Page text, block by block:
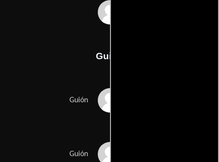
Guión
Guión
Guión